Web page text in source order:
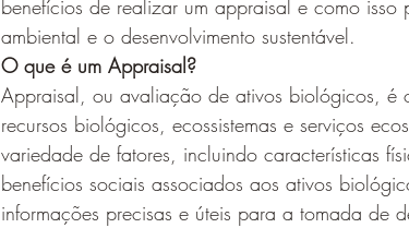
benefícios de realizar um appraisal e como
ambiental e o desenvolvimento sustentável.
O que é um Appraisal?
Appraisal, ou avaliação de ativos biológicos, é
recursos biológicos, ecossistemas e serviços
variedade de fatores, incluindo características
benefícios sociais associados aos ativos
informações precisas e úteis para a tomada de